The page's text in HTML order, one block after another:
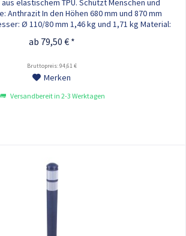
Anthrazit In den Höhen 680 mm und 870 mm
Ø 110/80 mm 1,46 kg und 1,71 kg Material:
festdübeln 2. Pfosten aufstecken 3.
ab 79,50 € *
Bruttopreis: 94,61 €
Merken
Versandbereit in 2-3 Werktagen